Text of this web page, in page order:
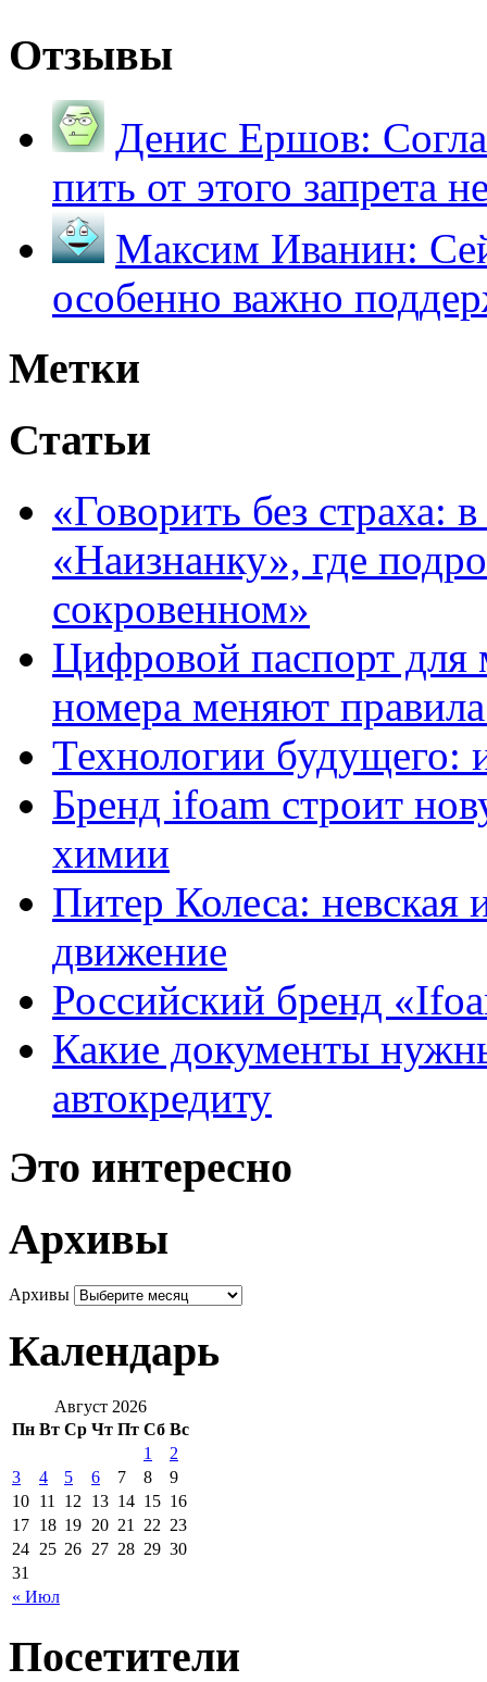
Отзывы
Денис Ершов:
пить от этого запрета
Максим Иванин:
особенно важно
Метки
Статьи
«Говорить без страха:
«Наизнанку», где
сокровенном»
Цифровой паспорт для
номера меняют
Технологии будущего:
Бренд ifoam строит
химии
Питер Колеса: невская
движение
Российский бренд
Какие документы
автокредиту
Это интересно
Архивы
Архивы
Календарь
Август 2026
Пн Вт Ср Чт Пт Сб Вс
« Июл
1
2
3
4 5 6 7 8
9
10 11 12 13 14 15 16
17 18 19 20 21 22 23
24 25 26 27 28 29 30
31
Посетители